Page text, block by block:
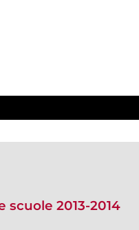
2013-2014